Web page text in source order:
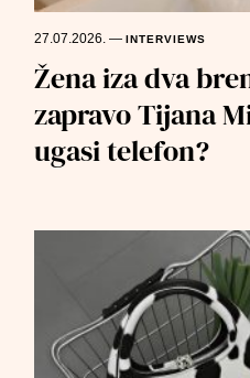
27.07.2026.— INTERVIEWS
Žena iza dva
zapravo Tijana
ugasi telefon?